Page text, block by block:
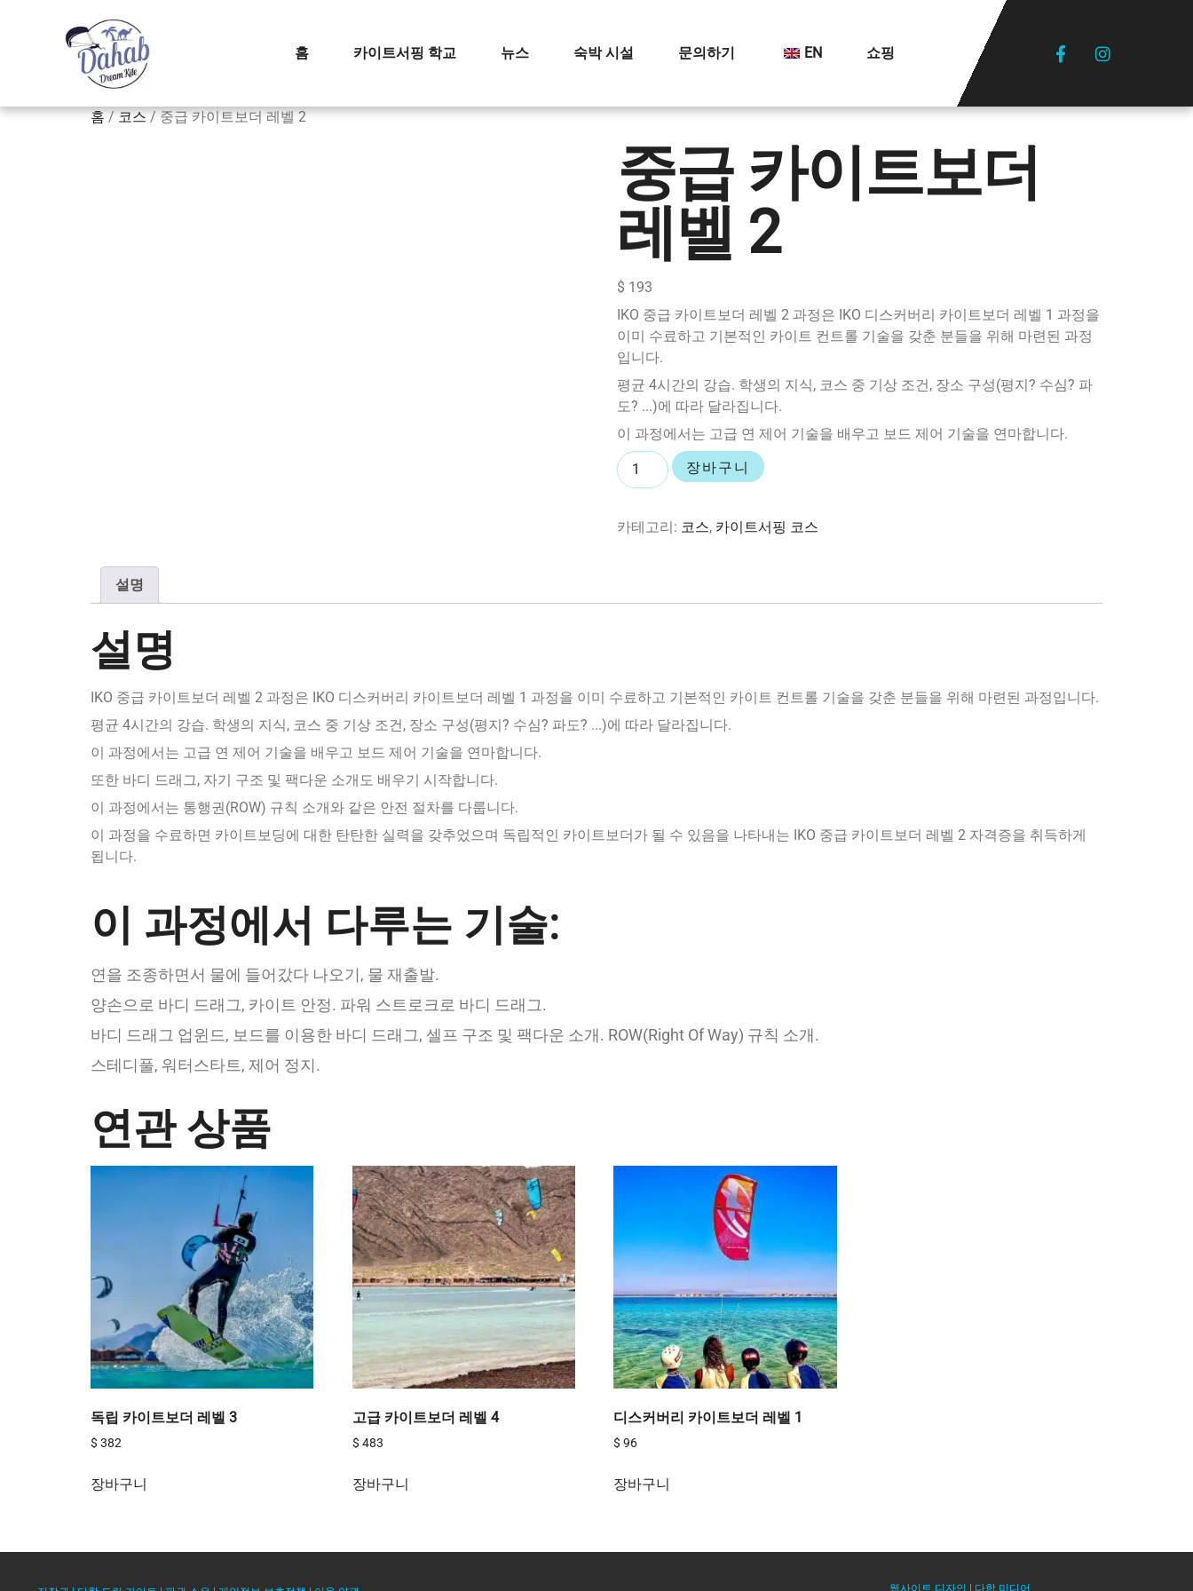
홈 카이트서핑 학교 뉴스 숙박 시설 문의하기 EN 쇼핑
홈/코스/ 중급 카이트보더 레벨 2
중급 카이트보더
레벨 2
$ 193
IKO 중급 카이트보더 레벨 2 과정은 IKO 디스커버리 카이트보더 레벨 1 과정을
이미 수료하고 기본적인 카이트 컨트롤 기술을 갖춘 분들을 위해 마련된 과정
입니다.
평균 4시간의 강습. 학생의 지식, 코스 중 기상 조건, 장소 구성(평지? 수심? 파
도? ...)에 따라 달라집니다.
이 과정에서는 고급 연 제어 기술을 배우고 보드 제어 기술을 연마합니다.
장바구니
카테고리: 코스, 카이트서핑 코스
설명
설명
IKO 중급 카이트보더 레벨 2 과정은 IKO 디스커버리 카이트보더 레벨 1 과정을 이미 수료하고 기본적인 카이트 컨트롤 기술을 갖춘 분들을 위해 마련된 과정입니다.
평균 4시간의 강습. 학생의 지식, 코스 중 기상 조건, 장소 구성(평지? 수심? 파도? ...)에 따라 달라집니다.
이 과정에서는 고급 연 제어 기술을 배우고 보드 제어 기술을 연마합니다.
또한 바디 드래그, 자기 구조 및 팩다운 소개도 배우기 시작합니다.
이 과정에서는 통행권(ROW) 규칙 소개와 같은 안전 절차를 다룹니다.
이 과정을 수료하면 카이트보딩에 대한 탄탄한 실력을 갖추었으며 독립적인 카이트보더가 될 수 있음을 나타내는 IKO 중급 카이트보더 레벨 2 자격증을 취득하게
됩니다.
이 과정에서 다루는 기술:
연을 조종하면서 물에 들어갔다 나오기, 물 재출발.
양손으로 바디 드래그, 카이트 안정. 파워 스트로크로 바디 드래그.
바디 드래그 업윈드, 보드를 이용한 바디 드래그, 셀프 구조 및 팩다운 소개. ROW(Right Of Way) 규칙 소개.
스테디풀, 워터스타트, 제어 정지.
연관 상품
독립 카이트보더 레벨 3
$ 382
장바구니
고급 카이트보더 레벨 4
$ 483
장바구니
디스커버리 카이트보더 레벨 1
$ 96
장바구니